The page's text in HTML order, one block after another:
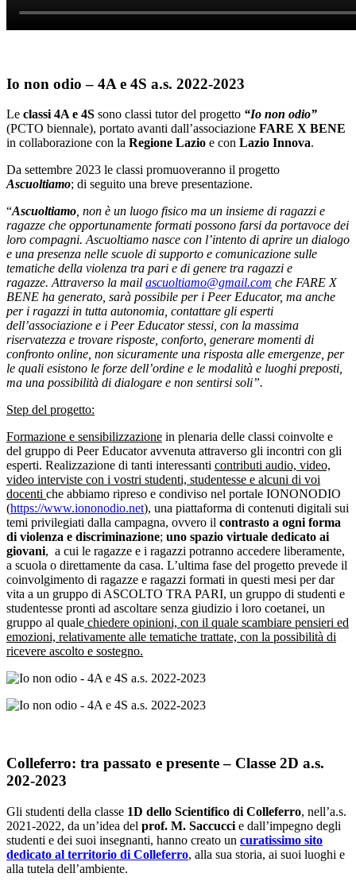
Io non odio – 4A e 4S a.s. 2022-2023
Le classi 4A e 4S sono classi tutor del progetto “Io non odio”
(PCTO biennale), portato avanti dall’associazione FARE X BENE
in collaborazione con la Regione Lazio e con Lazio Innova.
Da settembre 2023 le classi promuoveranno il progetto
Ascuoltiamo; di seguito una breve presentazione.
“Ascuoltiamo , non è un luogo fisico ma un insieme di ragazzi e
ragazze che opportunamente formati possono farsi da portavoce dei
loro compagni. Ascuoltiamo nasce con l’intento di aprire un dialogo
e una presenza nelle scuole di supporto e comunicazione sulle
tematiche della violenza tra pari e di genere tra ragazzi e
ragazze. Attraverso la mail ascuoltiamo@gmail.com che FARE X
BENE ha generato, sarà possibile per i Peer Educator, ma anche
per i ragazzi in tutta autonomia, contattare gli esperti
dell’associazione e i Peer Educator stessi, con la massima
riservatezza e trovare risposte, conforto, generare momenti di
confronto online, non sicuramente una risposta alle emergenze, per
le quali esistono le forze dell’ordine e le modalità e luoghi preposti,
ma una possibilità di dialogare e non sentirsi soli”.
Step del progetto:
Formazione e sensibilizzazione in plenaria delle classi coinvolte e
del gruppo di Peer Educator avvenuta attraverso gli incontri con gli
esperti. Realizzazione di tanti interessanti contributi audio, video,
video interviste con i vostri studenti, studentesse e alcuni di voi
docenti che abbiamo ripreso e condiviso nel portale IONONODIO
(https://www.iononodio.net), una piattaforma di contenuti digitali sui
temi privilegiati dalla campagna, ovvero il contrasto a ogni forma
di violenza e discriminazione; uno spazio virtuale dedicato ai
giovani, a cui le ragazze e i ragazzi potranno accedere liberamente,
a scuola o direttamente da casa. L’ultima fase del progetto prevede il
coinvolgimento di ragazze e ragazzi formati in questi mesi per dar
vita a un gruppo di ASCOLTO TRA PARI, un gruppo di studenti e
studentesse pronti ad ascoltare senza giudizio i loro coetanei, un
gruppo al quale chiedere opinioni, con il quale scambiare pensieri ed
emozioni, relativamente alle tematiche trattate, con la possibilità di
ricevere ascolto e sostegno.
Colleferro: tra passato e presente – Classe 2D a.s.
202-2023
Gli studenti della classe 1D dello Scientifico di Colleferro, nell’a.s.
2021-2022, da un’idea del prof. M. Saccucci e dall’impegno degli
studenti e dei suoi insegnanti, hanno creato un curatissimo sito
dedicato al territorio di Colleferro, alla sua storia, ai suoi luoghi e
alla tutela dell’ambiente.